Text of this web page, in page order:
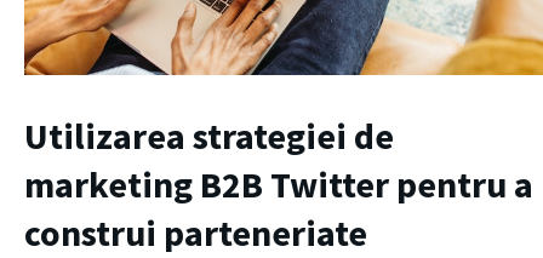
Utilizarea strategiei de
marketing B2B Twitter pentru a
construi parteneriate